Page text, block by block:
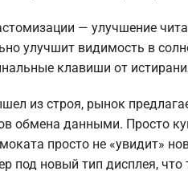
— улучшение
улучшит видимость в
клавиши от
из строя, рынок
обмена данными. Просто
просто не «увидит»
под новый тип дисплея,